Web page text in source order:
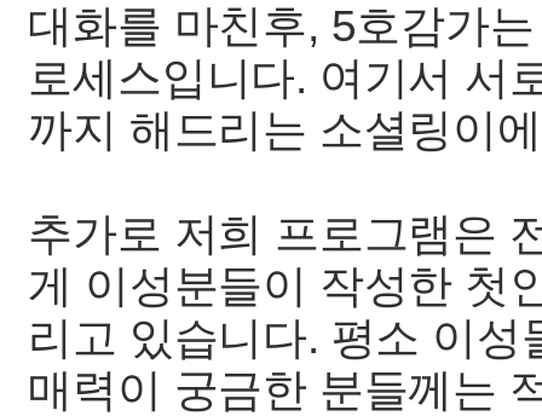
대화를 마친후, 5호감가
로세스입니다. 여기서 서
까지 해드리는 소셜링이
추가로 저희 프로그램은
게 이성분들이 작성한 첫
리고 있습니다. 평소 이
매력이 궁금한 분들께는